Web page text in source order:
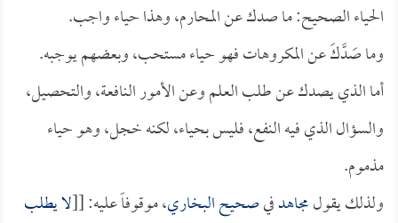
الحياء الصحيح: ما صدك عن المحارم، وهذا حياء واجب.
وما صَدَّكَ عن المكروهات فهو حياء مستحب، وبعضهم يوجبه.
أما الذي يصدك عن طلب العلم وعن الأمور النافعة، والتحصيل،
والسؤال الذي فيه النفع، فليس بحياء، لكنه خجل، وهو حياء
مذموم.
ولذلك يقولمجاهدفيصحيح البخاري، موقوفاً عليه: [[لا يطلب